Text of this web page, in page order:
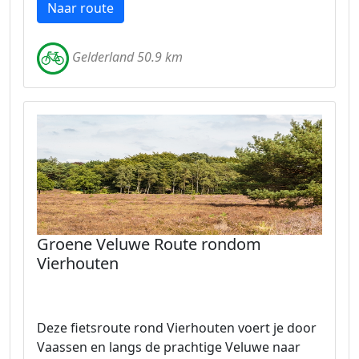
Naar route
Gelderland 50.9 km
Groene Veluwe Route rondom
Vierhouten
Deze fietsroute rond Vierhouten voert je door
Vaassen en langs de prachtige Veluwe naar